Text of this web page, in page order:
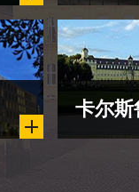
卡尔斯